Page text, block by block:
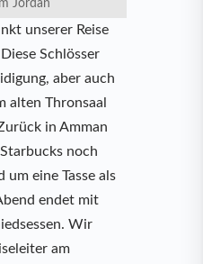
Jordan
unserer Reise
Schlösser
aber auch
alten Thronsaal
in Amman
noch
eine Tasse als
endet mit
Wir
am